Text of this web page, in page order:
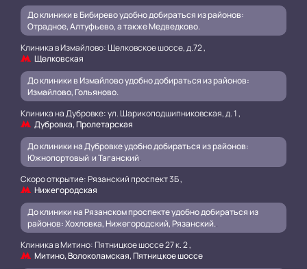
До клиники в Бибирево удобно добираться из районов:
Отрадное, Алтуфьево, а также Медведково.
Клиника в Измайлово: Щелковское шоссе, д.72 ,
Щелковская
До клиники в Измайлово удобно добираться из районов:
Измайлово, Гольяново.
Клиника на Дубровке: ул. Шарикоподшипниковская, д. 1 ,
Дубровка, Пролетарская
До клиники на Дубровке удобно добираться из районов:
Южнопортовый и Таганский.
Скоро открытие: Рязанский проспект 3Б ,
Нижегородская
До клиники на Рязанском проспекте удобно добираться из
районов: Хохловка, Нижегородский, Рязанский..
Клиника в Митино: Пятницкое шоссе 27 к. 2 ,
Митино, Волоколамская, Пятницкое шоссе